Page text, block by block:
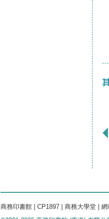
商務印書館 CP1897 商務大學堂 網